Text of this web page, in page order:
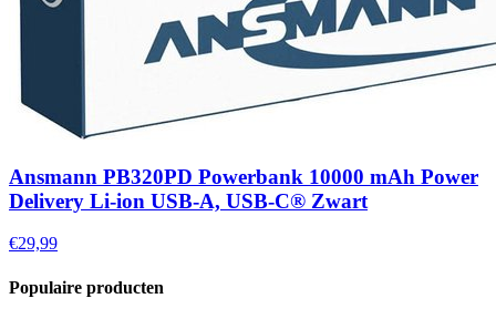
Ansmann PB320PD Powerbank 10000 mAh Power
Delivery Li-ion USB-A, USB-C® Zwart
€29,99
Populaire producten